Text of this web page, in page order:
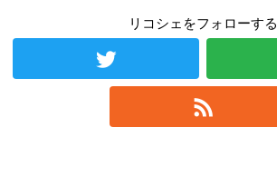
リコシェをフォローする